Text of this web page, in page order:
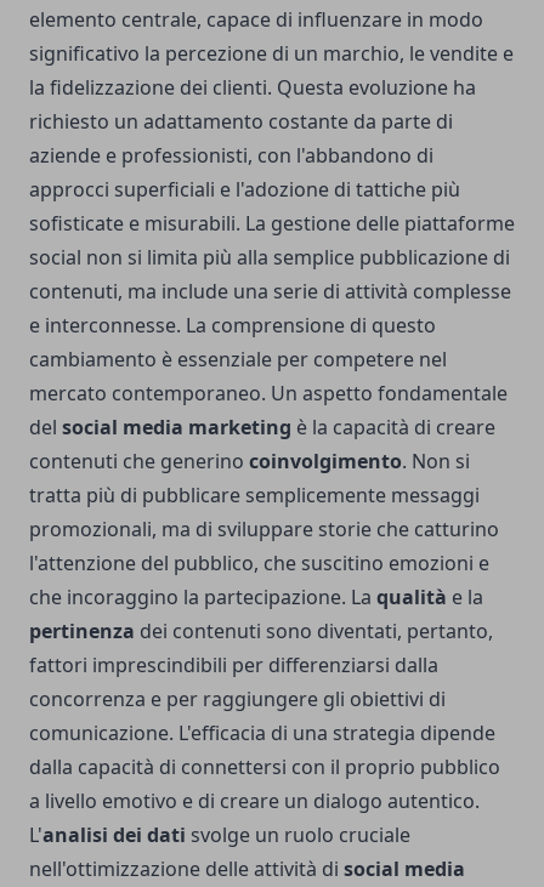
elemento centrale, capace di influenzare in modo
significativo la percezione di un marchio, le vendite e
la fidelizzazione dei clienti. Questa evoluzione ha
richiesto un adattamento costante da parte di
aziende e professionisti, con l'abbandono di
approcci superficiali e l'adozione di tattiche più
sofisticate e misurabili. La gestione delle piattaforme
social non si limita più alla semplice pubblicazione di
contenuti, ma include una serie di attività complesse
e interconnesse. La comprensione di questo
cambiamento è essenziale per competere nel
mercato contemporaneo. Un aspetto fondamentale
del social media marketing è la capacità di creare
contenuti che generino coinvolgimento. Non si
tratta più di pubblicare semplicemente messaggi
promozionali, ma di sviluppare storie che catturino
l'attenzione del pubblico, che suscitino emozioni e
che incoraggino la partecipazione. La qualità e la
pertinenza dei contenuti sono diventati, pertanto,
fattori imprescindibili per differenziarsi dalla
concorrenza e per raggiungere gli obiettivi di
comunicazione. L'efficacia di una strategia dipende
dalla capacità di connettersi con il proprio pubblico
a livello emotivo e di creare un dialogo autentico.
L'analisi dei dati svolge un ruolo cruciale
nell'ottimizzazione delle attività di social media